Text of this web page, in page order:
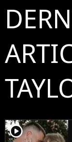
player2